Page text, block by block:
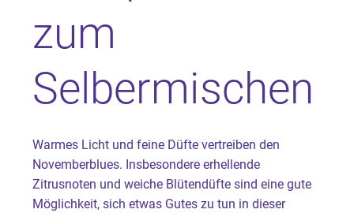
zum
Selbermischen
Warmes Licht und feine Düfte vertreiben den
Novemberblues. Insbesondere erhellende
Zitrusnoten und weiche Blütendüfte sind eine gute
Möglichkeit, sich etwas Gutes zu tun in dieser